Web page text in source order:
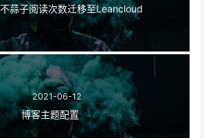
蒜子阅读次数迁移至Leancloud
2021-06-12
博客主题配置